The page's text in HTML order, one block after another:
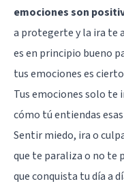
emociones son
a protegerte y la ira te
es en principio bueno
tus emociones es
Tus emociones solo te
cómo tú entiendas
Sentir miedo, ira o
que te paraliza o no te
que conquista tu día a